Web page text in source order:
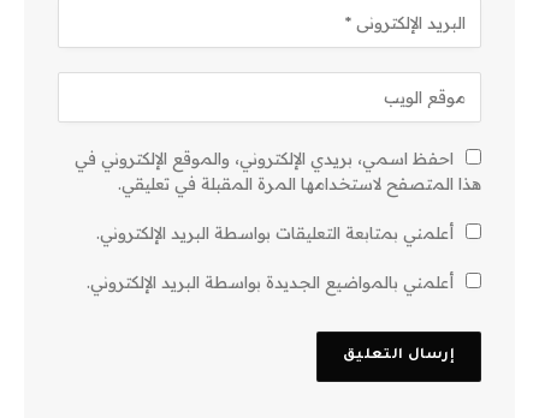
احفظ اسمي، بريدي الإلكتروني، والموقع الإلكتروني في
هذا المتصفح لاستخدامها المرة المقبلة في تعليقي.
أعلمني بمتابعة التعليقات بواسطة البريد الإلكتروني.
أعلمني بالمواضيع الجديدة بواسطة البريد الإلكتروني.